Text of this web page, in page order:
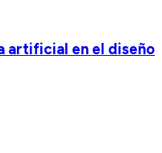
artificial en el diseño